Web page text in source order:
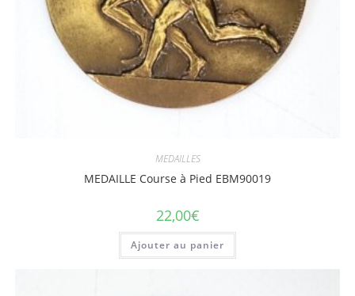
MEDAILLES
MEDAILLE Course à Pied EBM90019
22,00€
Ajouter au panier